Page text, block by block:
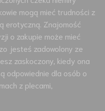
mogą mieć trudności z
erotyczną. Znajomość
o zakupie może mieć
jesteś zadowolony ze
zaskoczony, kiedy ona
odpowiednie dla osób o
z plecami,